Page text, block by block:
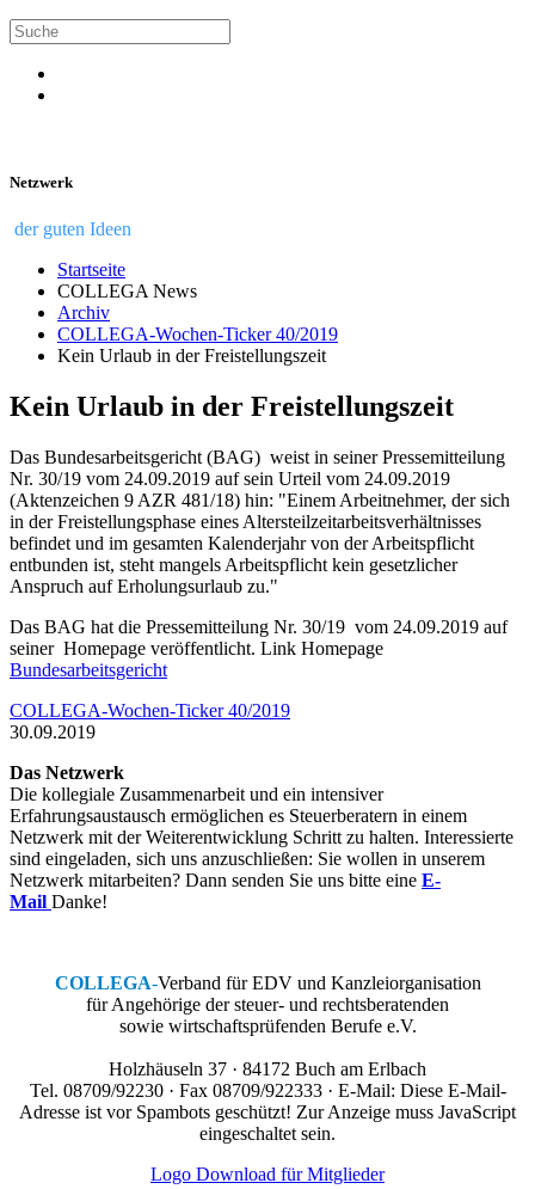
Netzwerk
der guten Ideen
Startseite
COLLEGA News
Archiv
COLLEGA-Wochen-Ticker 40/2019
Kein Urlaub in der Freistellungszeit
Kein Urlaub in der Freistellungszeit
Das Bundesarbeitsgericht (BAG) weist in seiner Pressemitteilung
Nr. 30/19 vom 24.09.2019 auf sein Urteil vom 24.09.2019
(Aktenzeichen 9 AZR 481/18) hin: "Einem Arbeitnehmer, der sich
in der Freistellungsphase eines Altersteilzeitarbeitsverhältnisses
befindet und im gesamten Kalenderjahr von der Arbeitspflicht
entbunden ist, steht mangels Arbeitspflicht kein gesetzlicher
Anspruch auf Erholungsurlaub zu."
Das BAG hat die Pressemitteilung Nr. 30/19 vom 24.09.2019 auf
seiner Homepage veröffentlicht. Link Homepage
Bundesarbeitsgericht
COLLEGA-Wochen-Ticker 40/2019
30.09.2019
Das Netzwerk
Die kollegiale Zusammenarbeit und ein intensiver
Erfahrungsaustausch ermöglichen es Steuerberatern in einem
Netzwerk mit der Weiterentwicklung Schritt zu halten. Interessierte
sind eingeladen, sich uns anzuschließen: Sie wollen in unserem
Netzwerk mitarbeiten? Dann senden Sie uns bitte eine E-
Mail Danke!
COLLEGA-Verband für EDV und Kanzleiorganisation
für Angehörige der steuer- und rechtsberatenden
sowie wirtschaftsprüfenden Berufe e.V.
Holzhäuseln 37 · 84172 Buch am Erlbach
Tel. 08709/92230 · Fax 08709/922333 · E-Mail: Diese E-Mail-
Adresse ist vor Spambots geschützt! Zur Anzeige muss JavaScript
eingeschaltet sein.
Logo Download für Mitglieder